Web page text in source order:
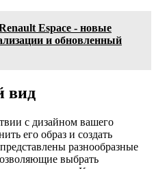
Espace - новые
и обновленный
вид
с дизайном вашего
его образ и создать
разнообразные
выбрать